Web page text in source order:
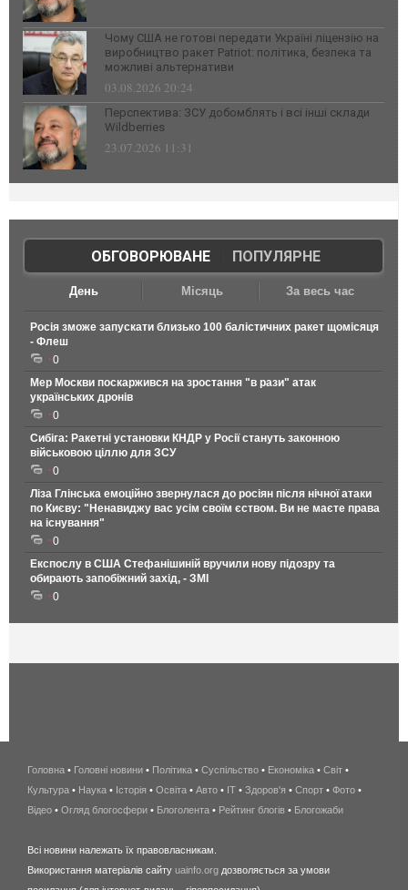
Чому США не готові передати Україні ліцензію на
виробництво ракет Patriot: політика, безпека та
можливі альтернативи
03.08.2026 20:24
Перспектива: ЗСУ добомблять і всі інші склади
Wildberries
23.07.2026 11:31
ОБГОВОРЮВАНЕ| ПОПУЛЯРНЕ
День Місяць За весь час
Росія зможе запускати близько 100 балістичних ракет щомісяця
- Флеш
0
Мер Москви поскаржився на зростання "в рази" атак
українських дронів
0
Сибіга: Ракетні установки КНДР у Росії стануть законною
військовою ціллю для ЗСУ
0
Ліза Глінська емоційно звернулася до росіян після нічної атаки
по Києву: "Ненавиджу вас усім своїм єством. Ви не маєте права
на існування"
0
Експослу в США Стефанішиній вручили нову підозру та
обирають запобіжний захід, - ЗМІ
0
беспроводной
интернет
киев
wimax
Головна • Головні новини • Політика • Суспільство • Економіка • Світ •
Культура • Наука • Історія • Освіта • Авто • IT • Здоров'я • Спорт • Фото •
Відео • Огляд блогосфери • Блоголента • Рейтинг блогів • Блогожаби
Всі новини належать їх правовласникам.
Використання матеріалів сайту uainfo.org дозволяється за умови